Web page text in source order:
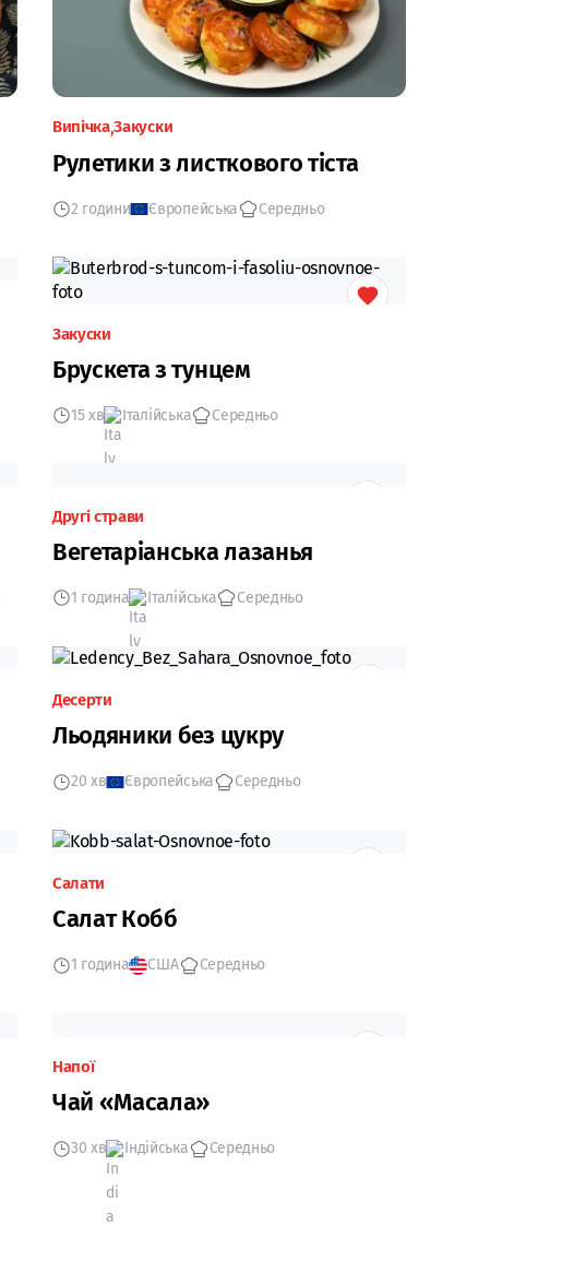
Випічка Закуски
Рулетики з листкового тіста
2 години Європейська Середньо
Закуски
Брускета з тунцем
15 хв Італійська Середньо
Другі страви
Вегетаріанська лазанья
1 година Італійська Середньо
Десерти
Льодяники без цукру
20 хв Європейська Середньо
Салати
Салат Кобб
1 година США Середньо
Напої
Чай «Масала»
30 хв Індійська Середньо